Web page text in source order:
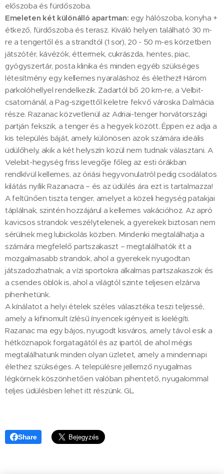
előszoba és fürdőszoba.
Emeleten két különálló apartman: egy hálószoba, konyha +
étkező, fürdőszoba és terasz. Kiváló helyen található 30 m-
re a tengertől és a strandtól (1 sor), 20 - 50 m-es körzetben
játszótér, kávézók, éttermek, cukrászda, hentes, piac,
gyógyszertár, posta klinika és minden egyéb szükséges
létesítmény egy kellemes nyaraláshoz és élethez!! Három
parkolóhellyel rendelkezik. Zadartól bő 20 km-re, a Velbit-
csatornánál, a Pag-szigettől keletre fekvő városka Dalmácia
része. Razanac közvetlenül az Adriai-tenger horvátországi
partján fekszik, a tenger és a hegyek között. Éppen ez adja a
kis település báját, amely különösen azok számára ideális
üdülőhely, akik a két helyszín közül nem tudnak választani. A
Velebit-hegység friss levegője főleg az esti órákban
rendkívül kellemes, az óriási hegyvonulatról pedig csodálatos
kilátás nyílik Razanacra – és az üdülés ára ezt is tartalmazza!
A feltűnően tiszta tenger, amelyet a közeli hegység patakjai
táplálnak, szintén hozzájárul a kellemes vakációhoz. Az apró
kavicsos strandok veszélytelenek, a gyerekek biztosan nem
sérülnek meg lubickolás közben. Mindenki megtalálhatja a
számára megfelelő partszakaszt – megtalálhatók itt a
mozgalmasabb strandok, ahol a gyerekek nyugodtan
játszadozhatnak, a vízi sportokra alkalmas partszakaszok és
a csendes öblök is, ahol a világtól szinte teljesen elzárva
pihenhetünk.
A kínálatot a helyi ételek széles választéka teszi teljessé,
amely a kifinomult ízlésű ínyencek igényeit is kielégíti.
Razanac ma egy bájos, nyugodt kisváros, amely távol esik a
hétköznapok forgatagától és az ipartól, de ahol mégis
megtalálhatunk minden olyan üzletet, amely a mindennapi
élethez szükséges. A településre jellemző nyugalmas
légkörnek köszönhetően valóban pihentető, nyugalommal
teljes üdülésben lehet itt részünk. GL.
Share